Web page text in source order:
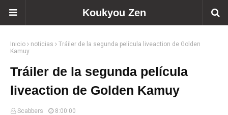
Koukyou Zen
Inicio noticias
Tráiler de la segunda película liveaction de Golden
Kamuy
Tráiler de la segunda película
liveaction de Golden Kamuy
Scabbers 8:00:00